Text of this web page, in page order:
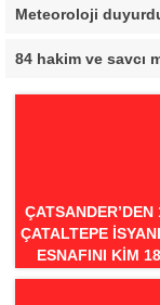
84 hakim ve savcı
ÇATALTEPE
ESNAFINI KIM
MAĞDUR